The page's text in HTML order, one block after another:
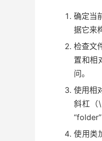
确定当
据它来
检查文
置和相
问。
使用相
斜杠（
使用类